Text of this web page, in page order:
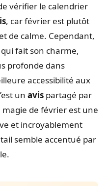
vérifier le calendrier
, car février est plutôt
de calme. Cependant,
fait son charme,
profonde dans
accessibilité aux
un avis partagé par
de février est une
et incroyablement
semble accentué par